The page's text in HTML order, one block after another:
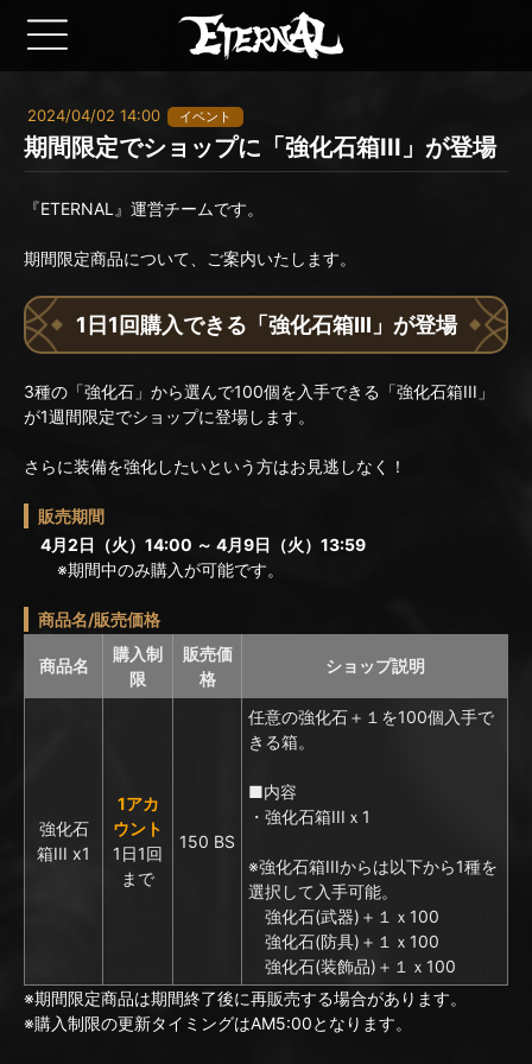
2024/04/02 14:00 イベント
期間限定でショップに「強化石箱III」が登場
『ETERNAL』運営チームです。
期間限定商品について、ご案内いたします。
1日1回購入できる「強化石箱III」が登場
3種の「強化石」から選んで100個を入手できる「強化石箱III」
が1週間限定でショップに登場します。
さらに装備を強化したいという方はお見逃しなく！
販売期間
4月2日（火）14:00 ～ 4月9日（火）13:59
※期間中のみ購入が可能です。
商品名/販売価格
商品名
購入制
限
販売価
格
ショップ説明
強化石
箱III x1
1アカ
ウント
1日1回
まで
150 BS
任意の強化石＋１を100個入手で
きる箱。
■内容
・強化石箱IIIｘ1
※強化石箱IIIからは以下から1種を
選択して入手可能。
強化石(武器)＋１ｘ100
強化石(防具)＋１ｘ100
強化石(装飾品)＋１ｘ100
※期間限定商品は期間終了後に再販売する場合があります。
※購入制限の更新タイミングはAM5:00となります。